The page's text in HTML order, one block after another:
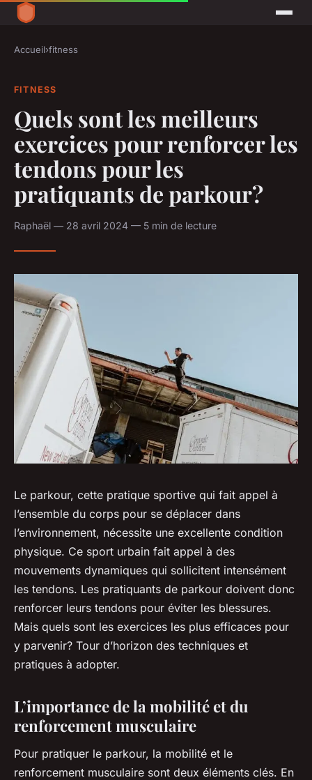
Accueil›fitness
FITNESS
Quels sont les meilleurs
exercices pour renforcer les
tendons pour les
pratiquants de parkour?
Raphaël — 28 avril 2024 — 5 min de lecture
Le parkour, cette pratique sportive qui fait appel à
l’ensemble du corps pour se déplacer dans
l’environnement, nécessite une excellente condition
physique. Ce sport urbain fait appel à des
mouvements dynamiques qui sollicitent intensément
les tendons. Les pratiquants de parkour doivent donc
renforcer leurs tendons pour éviter les blessures.
Mais quels sont les exercices les plus efficaces pour
y parvenir? Tour d’horizon des techniques et
pratiques à adopter.
L’importance de la mobilité et du
renforcement musculaire
Pour pratiquer le parkour, la mobilité et le
renforcement musculaire sont deux éléments clés. En